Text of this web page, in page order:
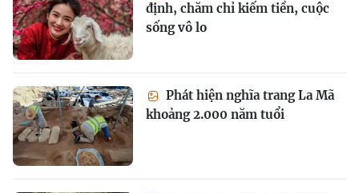
định, chăm chỉ kiếm tiền, cuộc
sống vô lo
Phát hiện nghĩa trang La Mã
khoảng 2.000 năm tuổi